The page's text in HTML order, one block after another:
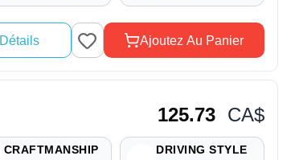
Détails Ajoutez Au Panier
125.73 CA$
CRAFTMANSHIP
DRIVING STYLE